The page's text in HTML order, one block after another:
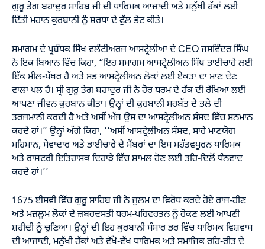
ਗੁਰੂ ਤੇਗ ਬਹਾਦੁਰ ਸਾਹਿਬ ਜੀ ਦੀ ਧਾਰਿਮਕ ਆਜ਼ਾਦੀ ਅਤੇ ਮਨੁੱਖੀ ਹੱਕਾਂ ਲਈ
ਦਿੱਤੀ ਮਹਾਨ ਕੁਰਬਾਨੀ ਨੂੰ ਸ਼ਰਧਾ ਦੇ ਫੁੱਲ ਭੇਟ ਕੀਤੇ।
ਸਮਾਗਮ ਦੇ ਪ੍ਰਬੰਧਕ ਸਿੱਖ ਵਲੰਟੀਅਰਜ਼ ਆਸਟ੍ਰੇਲੀਆ ਦੇ CEO ਜਸਵਿੰਦਰ ਸਿੰਘ
ਨੇ ਇਕ ਬਿਆਨ ਵਿੱਚ ਕਿਹਾ, “ਇਹ ਸਮਾਗਮ ਆਸਟ੍ਰੇਲੀਅਨ ਸਿੱਖ ਭਾਈਚਾਰੇ ਲਈ
ਇੱਕ ਮੀਲ-ਪੱਥਰ ਹੈ ਅਤੇ ਸਭ ਆਸਟ੍ਰੇਲੀਅਨ ਲੋਕਾਂ ਲਈ ਏਕਤਾ ਦਾ ਮਾਣ ਦੇਣ
ਵਾਲਾ ਪਲ ਹੈ। ਸ੍ਰੀ ਗੁਰੂ ਤੇਗ ਬਹਾਦੁਰ ਜੀ ਨੇ ਹੋਰ ਧਰਮ ਦੇ ਹੱਕ ਦੀ ਰੱਖਿਆ ਲਈ
ਆਪਣਾ ਜੀਵਨ ਕੁਰਬਾਨ ਕੀਤਾ। ਉਨ੍ਹਾਂ ਦੀ ਕੁਰਬਾਨੀ ਸਰਬੱਤ ਦੇ ਭਲੇ ਦੀ
ਤਰਜ਼ਮਾਨੀ ਕਰਦੀ ਹੈ ਅਤੇ ਅਸੀਂ ਅੱਜ ਉਸ ਦਾ ਆਸਟ੍ਰੇਲੀਅਨ ਸੰਸਦ ਵਿੱਚ ਸਨਮਾਨ
ਕਰਦੇ ਹਾਂ।” ਉਨ੍ਹਾਂ ਅੱਗੇ ਕਿਹਾ, ‘‘ਅਸੀਂ ਆਸਟ੍ਰੇਲੀਅਨ ਸੰਸਦ, ਸਾਰੇ ਮਾਣਯੋਗ
ਮਹਿਮਾਨ, ਸੇਵਾਦਾਰ ਅਤੇ ਭਾਈਚਾਰੇ ਦੇ ਮੈਂਬਰਾਂ ਦਾ ਇਸ ਮਹੱਤਵਪੂਰਨ ਧਾਰਿਮਕ
ਅਤੇ ਰਾਸ਼ਟਰੀ ਇਤਿਹਾਸਕ ਦਿਹਾੜੇ ਵਿੱਚ ਸ਼ਾਮਲ ਹੋਣ ਲਈ ਤਹਿ-ਦਿਲੋਂ ਧੰਨਵਾਦ
ਕਰਦੇ ਹਾਂ।’’
1675 ਈਸਵੀ ਵਿੱਚ ਗੁਰੂ ਸਾਹਿਬ ਜੀ ਨੇ ਜ਼ੁਲਮ ਦਾ ਵਿਰੋਧ ਕਰਦੇ ਹੋਏ ਰਾਜ-ਹੀਣ
ਅਤੇ ਮਜ਼ਲੂਮ ਲੋਕਾਂ ਦੇ ਜ਼ਬਰਦਸਤੀ ਧਰਮ-ਪਰਿਵਰਤਨ ਨੂੰ ਰੋਕਣ ਲਈ ਆਪਣੀ
ਸ਼ਹੀਦੀ ਨੂੰ ਚੁਣਿਆ। ਉਨ੍ਹਾਂ ਦੀ ਇਹ ਕੁਰਬਾਨੀ ਸੰਸਾਰ ਭਰ ਵਿੱਚ ਧਾਰਿਮਕ ਵਿਸ਼ਵਾਸ
ਦੀ ਆਜ਼ਾਦੀ, ਮਨੁੱਖੀ ਹੱਕਾਂ ਅਤੇ ਵੱਖੋ-ਵੱਖ ਧਾਰਿਮਕ ਅਤੇ ਸਮਾਜਿਕ ਰਹਿ-ਰੀਤ ਦੇ